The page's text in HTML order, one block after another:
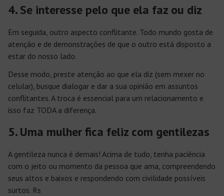
4. Se interesse pelo que ela faz ou diz
Em seguida, outro aspecto conflitante. Todo mundo gosta de
atenção e de demonstrações de que o outro está disposto a
estar do nosso lado.
Desse modo, preste atenção ao que ela diz (sem mexer no
celular), busque dialogar e dar a sua opinião em assuntos
conflitantes. A troca é essencial para um relacionamento e
isso faz TODA a diferença.
5. Uma mulher fica feliz com gentilezas
A gentileza nunca é demais! Acima de tudo, tenha paciência
com o jeito ou momento da pessoa que ama, compreendendo
seus altos e baixos e respondendo com civilidade possíveis
surtos. Rs